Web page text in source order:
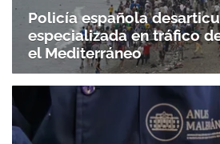
Policía española
especializada en tráfico
el Mediterráneo